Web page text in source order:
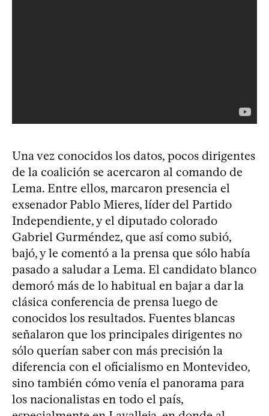
Una vez conocidos los datos, pocos dirigentes
de la coalición se acercaron al comando de
Lema. Entre ellos, marcaron presencia el
exsenador Pablo Mieres, líder del Partido
Independiente, y el diputado colorado
Gabriel Gurméndez, que así como subió,
bajó, y le comentó a la prensa que sólo había
pasado a saludar a Lema. El candidato blanco
demoró más de lo habitual en bajar a dar la
clásica conferencia de prensa luego de
conocidos los resultados. Fuentes blancas
señalaron que los principales dirigentes no
sólo querían saber con más precisión la
diferencia con el oficialismo en Montevideo,
sino también cómo venía el panorama para
los nacionalistas en todo el país,